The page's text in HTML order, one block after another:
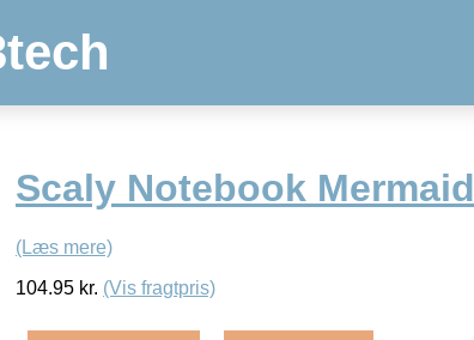
Scaly Notebook Mermaid
(Læs mere)
104.95 kr. (Vis fragtpris)